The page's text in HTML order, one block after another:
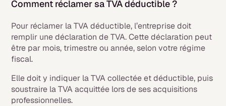
Comment réclamer sa TVA déductible ?
Pour réclamer la TVA déductible, l’entreprise doit
remplir une déclaration de TVA. Cette déclaration peut
être par mois, trimestre ou année, selon votre régime
fiscal.
Elle doit y indiquer la TVA collectée et déductible, puis
soustraire la TVA acquittée lors de ses acquisitions
professionnelles.